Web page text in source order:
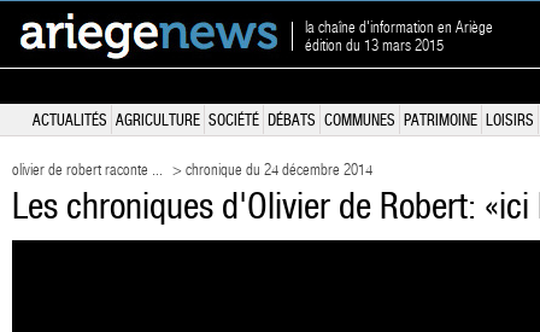
la chaîne d'information en Ariège
édition du 13 mars 2015
ACTUALITÉS AGRICULTURE SOCIÉTÉ DÉBATS COMMUNES PATRIMOINE LOISIRS
olivier de robert raconte ... > chronique du 24 décembre 2014
Les chroniques d'Olivier de Robert: